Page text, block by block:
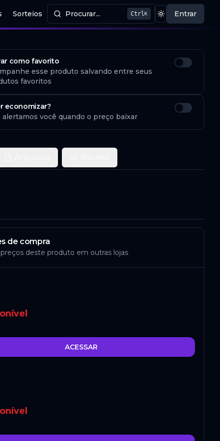
Sorteios Procurar...
Procurar produtos CtrlK Mudar tema
Entrar
como favorito
esse produto salvando entre seus
favoritos
economizar?
alertamos você quando o preço baixar
de compra
preços deste produto em outras lojas
ACESSAR